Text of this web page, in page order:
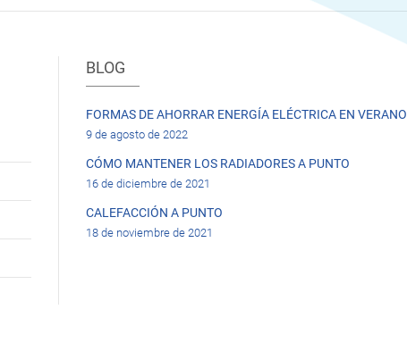
BLOG
FORMAS DE AHORRAR ENERGÍA ELÉCTRICA EN VERANO
9 de agosto de 2022
CÓMO MANTENER LOS RADIADORES A PUNTO
16 de diciembre de 2021
CALEFACCIÓN A PUNTO
18 de noviembre de 2021